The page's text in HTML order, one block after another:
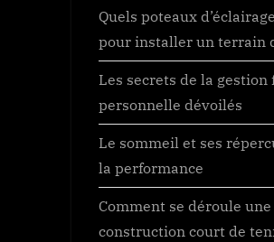
Quels poteaux
pour installer un terrain
Les secrets de la gestion
personnelle dévoilés
Le sommeil et ses
la performance
Comment se déroule une
construction court de